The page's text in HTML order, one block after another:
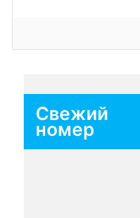
Свежий
номер